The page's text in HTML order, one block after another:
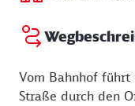
Vom Bahnhof
Straße durch den